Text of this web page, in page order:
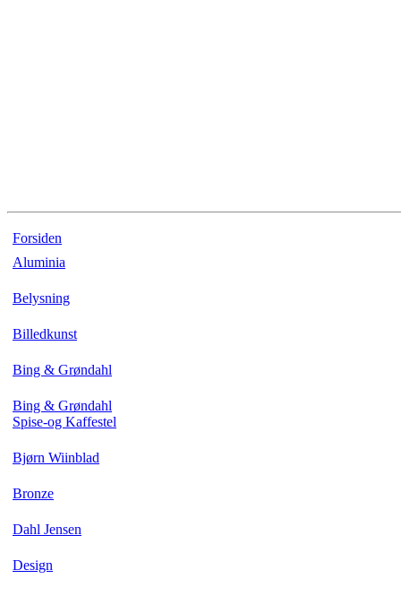
Forsiden
Aluminia
Belysning
Billedkunst
Bing & Grøndahl
Bing & Grøndahl
Spise-og Kaffestel
Bjørn Wiinblad
Bronze
Dahl Jensen
Design